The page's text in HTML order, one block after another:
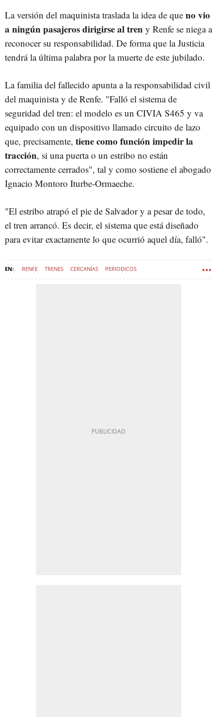
La versión del maquinista traslada la idea de que no vio
a ningún pasajeros dirigirse al tren y Renfe se niega a
reconocer su responsabilidad. De forma que la Justicia
tendrá la última palabra por la muerte de este jubilado.
La familia del fallecido apunta a la responsabilidad civil
del maquinista y de Renfe. "Falló el sistema de
seguridad del tren: el modelo es un CIVIA S465 y va
equipado con un dispositivo llamado circuito de lazo
que, precisamente, tiene como función impedir la
tracción, si una puerta o un estribo no están
correctamente cerrados", tal y como sostiene el abogado
Ignacio Montoro Iturbe-Ormaeche.
"El estribo atrapó el pie de Salvador y a pesar de todo,
el tren arrancó. Es decir, el sistema que está diseñado
para evitar exactamente lo que ocurrió aquel día, falló".
RENFE TRENES CERCANÍAS PERIODICOS